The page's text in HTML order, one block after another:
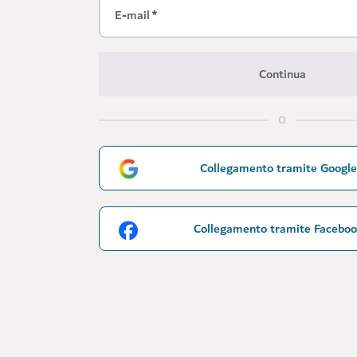
E-mail*
Continua
O
Collegamento tramite Google
Collegamento tramite